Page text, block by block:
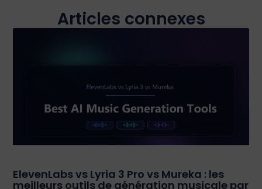
Articles connexes
ElevenLabs vs Lyria 3 Pro vs Mureka : les
meilleurs outils de génération musicale par